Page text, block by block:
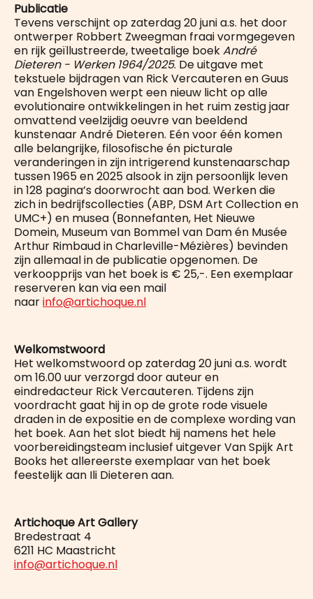
Publicatie
Tevens verschijnt op zaterdag 20 juni a.s. het door
ontwerper Robbert Zweegman fraai vormgegeven
en rijk geïllustreerde, tweetalige boekAndré
Dieteren - Werken 1964/2025. De uitgave met
tekstuele bijdragen van Rick Vercauteren en Guus
van Engelshoven werpt een nieuw licht op alle
evolutionaire ontwikkelingen in het ruim zestig jaar
omvattend veelzijdig oeuvre van beeldend
kunstenaar André Dieteren. Eén voor één komen
alle belangrijke, filosofische én picturale
veranderingen in zijn intrigerend kunstenaarschap
tussen 1965 en 2025 alsook in zijn persoonlijk leven
in 128 pagina’s doorwrocht aan bod. Werken die
zich in bedrijfscollecties (ABP, DSM Art Collection en
UMC+) en musea (Bonnefanten, Het Nieuwe
Domein, Museum van Bommel van Dam én Musée
Arthur Rimbaud in Charleville-Mézières) bevinden
zijn allemaal in de publicatie opgenomen. De
verkoopprijs van het boek is € 25,-. Een exemplaar
reserveren kan via een mail
naarinfo@artichoque.nl
Welkomstwoord
Het welkomstwoord op zaterdag 20 juni a.s. wordt
om 16.00 uur verzorgd door auteur en
eindredacteur Rick Vercauteren. Tijdens zijn
voordracht gaat hij in op de grote rode visuele
draden in de expositie en de complexe wording van
het boek. Aan het slot biedt hij namens het hele
voorbereidingsteam inclusief uitgever Van Spijk Art
Books het allereerste exemplaar van het boek
feestelijk aan Ili Dieteren aan.
Artichoque Art Gallery
Bredestraat 4
6211 HC Maastricht
info@artichoque.nl